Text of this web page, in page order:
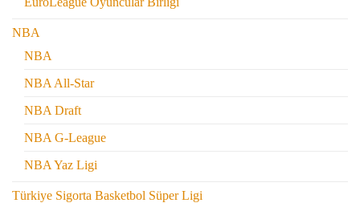
NBA
NBA
NBA All-Star
NBA Draft
NBA G-League
NBA Yaz Ligi
Türkiye Sigorta Basketbol Süper Ligi